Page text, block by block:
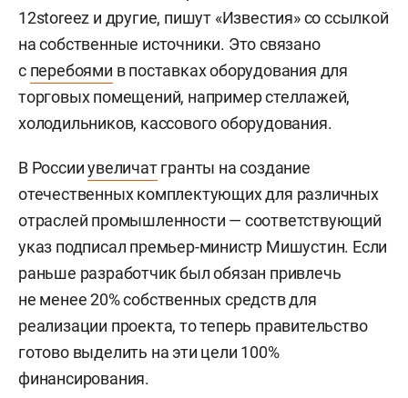
12storeez и другие, пишут «Известия» со ссылкой
на собственные источники. Это связано
с перебоями в поставках оборудования для
торговых помещений, например стеллажей,
холодильников, кассового оборудования.
В Россииувеличатгранты на создание
отечественных комплектующих для различных
отраслей промышленности — соответствующий
указ подписал премьер-министр Мишустин. Если
раньше разработчик был обязан привлечь
не менее 20% собственных средств для
реализации проекта, то теперь правительство
готово выделить на эти цели 100%
финансирования.